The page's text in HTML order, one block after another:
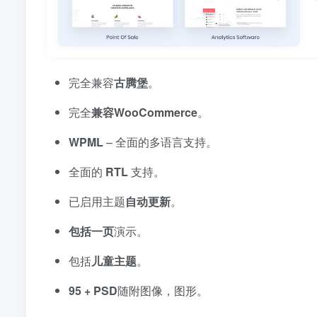
完全兼容古腾堡。
完全兼容WooCommerce。
WPML– 全面的多语言支持。
全面的 RTL支持。
已启用主题自动更新。
包括一页演示。
包括儿童主题。
95 + PSD随附图像，图形。